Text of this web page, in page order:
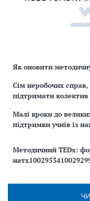
Як оновити
Сім неробочих
підтримати колектив
Малі кроки до
підтримки учнів із
Методичний TEDx: